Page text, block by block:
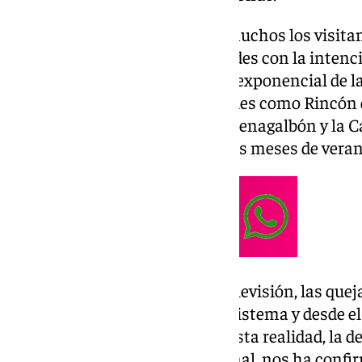
Con la llegada del verano, son muchos los
nuestros municipios y localidades con la
vacaciones. A este crecimiento exponencial de
suma el crecimiento que ciudades como
núcleos, Benagalbón, Torre de Benagalbón y la
conseguir una cita médica en los meses de
Según ha podido conocer 101 televisión, las
continuas por el colapso en el sistema y desde
confirman esta realidad. Ante esta realidad, la